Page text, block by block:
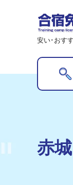
安い･おす
赤